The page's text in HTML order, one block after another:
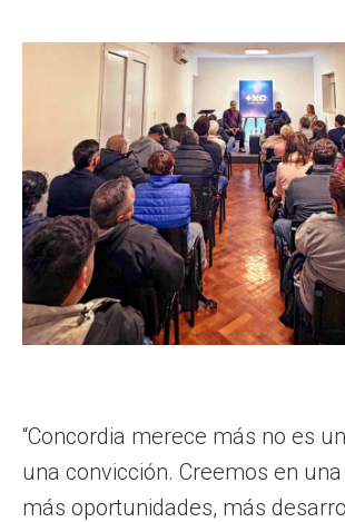
“Concordia merece más no es
una convicción. Creemos en
más oportunidades, más